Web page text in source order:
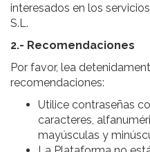
interesados en los
S.L.
2.- Recomendaciones
Por favor, lea
recomendaciones:
Utilice contraseñas
caracteres,
mayúsculas y